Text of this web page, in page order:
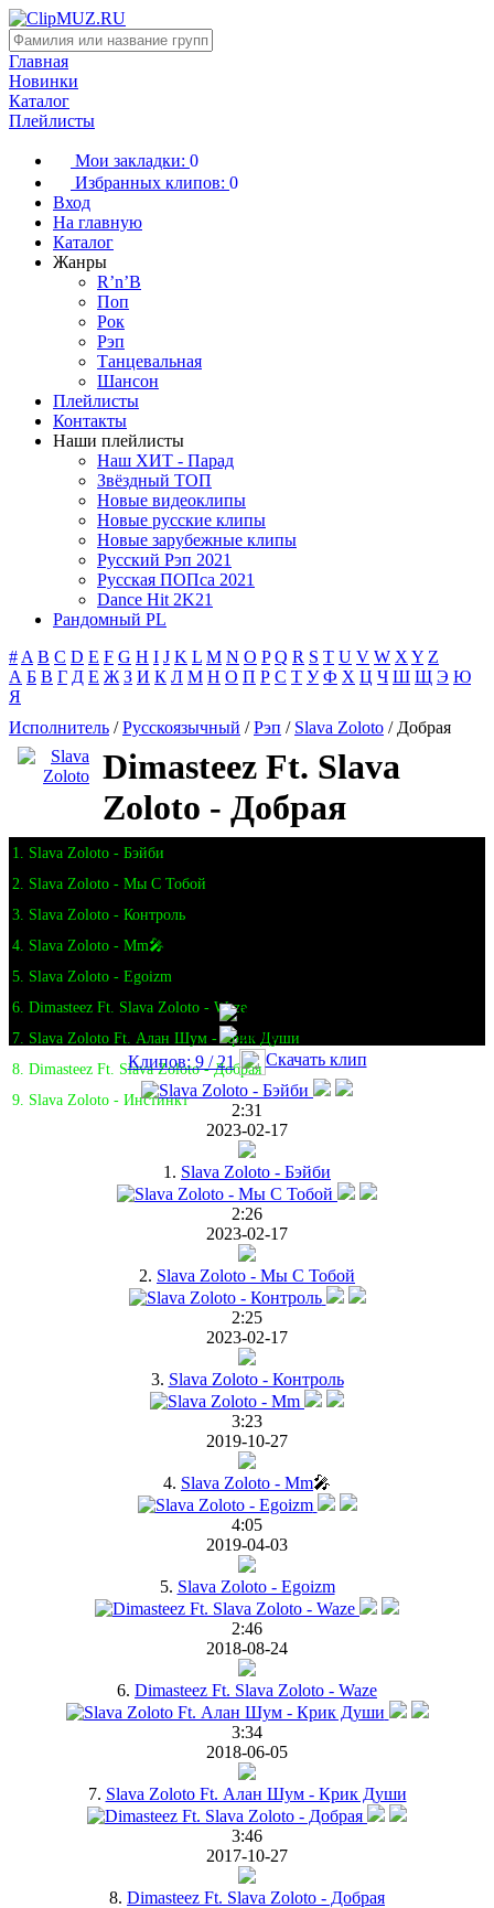
Главная
Новинки
Каталог
Плейлисты
Мои закладки: 0
Избранных клипов: 0
Вход
На главную
Каталог
Жанры
R’n’B
Поп
Рок
Рэп
Танцевальная
Шансон
Плейлисты
Контакты
Наши плейлисты
Наш ХИТ - Парад
Звёздный ТОП
Новые видеоклипы
Новые русские клипы
Новые зарубежные клипы
Русский Рэп 2021
Русская ПОПса 2021
Dance Hit 2K21
Рандомный PL
# A B C D E F G H I J K L M N O P Q R S T U V W X Y Z
А Б В Г Д Е Ж З И К Л М Н О П Р С Т У Ф Х Ц Ч Ш Щ Э Ю
Я
Исполнитель /Русскоязычный /Рэп / Slava Zoloto / Добрая
Dimasteez Ft. Slava
Zoloto - Добрая
1. Slava Zoloto - Бэйби
2. Slava Zoloto - Мы С Тобой
3. Slava Zoloto - Контроль
4. Slava Zoloto - Mm🎤
5. Slava Zoloto - Egoizm
6. Dimasteez Ft. Slava Zoloto - Waze
7. Slava Zoloto Ft. Алан Шум - Крик Души
8. Dimasteez Ft. Slava Zoloto - Добрая
9. Slava Zoloto - Инстинкт
Клипов: 9 / 21 Скачать клип
2:31
2023-02-17
1. Slava Zoloto - Бэйби
2:26
2023-02-17
2. Slava Zoloto - Мы С Тобой
2:25
2023-02-17
3. Slava Zoloto - Контроль
3:23
2019-10-27
4. Slava Zoloto - Mm🎤
4:05
2019-04-03
5. Slava Zoloto - Egoizm
2:46
2018-08-24
6. Dimasteez Ft. Slava Zoloto - Waze
3:34
2018-06-05
7. Slava Zoloto Ft. Алан Шум - Крик Души
3:46
2017-10-27
8. Dimasteez Ft. Slava Zoloto - Добрая